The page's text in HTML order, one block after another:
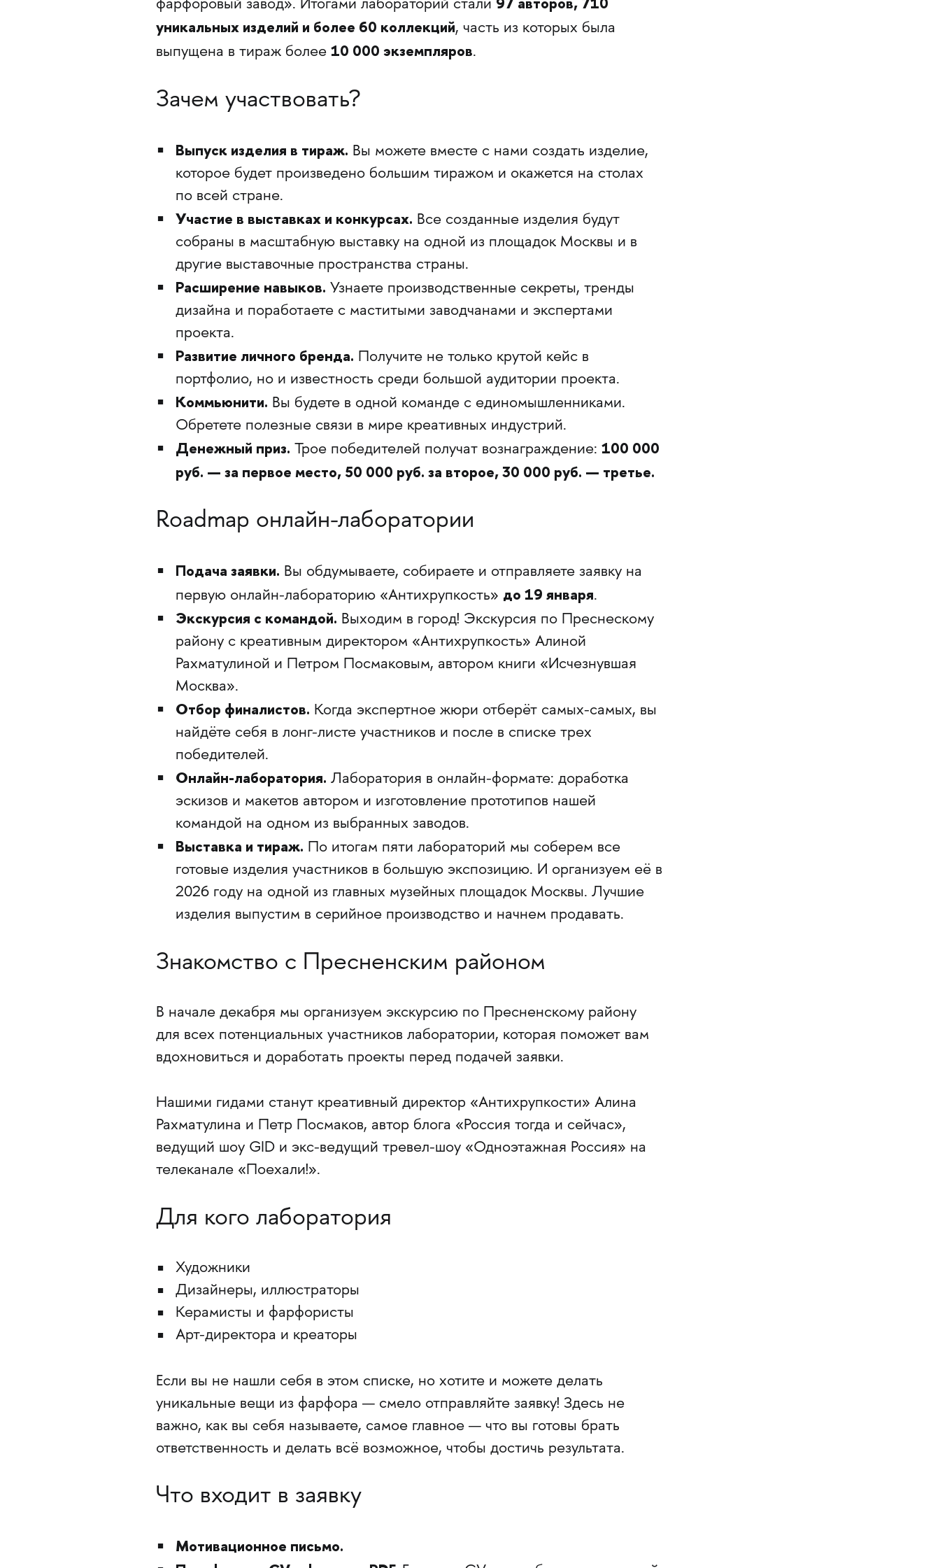
фарфоровый завод». Итогами лабораторий стали
уникальных изделий и более 60 коллекций, часть из которых была
выпущена в тираж более 10 000 экземпляров.
Зачем участвовать?
Выпуск изделия в тираж. Вы можете вместе с нами создать изделие,
которое будет произведено большим тиражом и окажется на столах
по всей стране.
Участие в выставках и конкурсах. Все созданные изделия будут
собраны в масштабную выставку на одной из площадок Москвы и в
другие выставочные пространства страны.
Расширение навыков. Узнаете производственные секреты, тренды
дизайна и поработаете с маститыми заводчанами и экспертами
проекта.
Развитие личного бренда. Получите не только крутой кейс в
портфолио, но и известность среди большой аудитории проекта.
Коммьюнити. Вы будете в одной команде с единомышленниками.
Обретете полезные связи в мире креативных индустрий.
Денежный приз. Трое победителей получат вознаграждение: 100 000
руб. — за первое место, 50 000 руб. за второе, 30 000 руб. — третье.
Roadmap онлайн-лаборатории
Подача заявки. Вы обдумываете, собираете и отправляете заявку на
первую онлайн-лабораторию «Антихрупкость» до 19 января.
Экскурсия с командой. Выходим в город! Экскурсия по Преснескому
району с креативным директором «Антихрупкость» Алиной
Рахматулиной и Петром Посмаковым, автором книги «Исчезнувшая
Москва».
Отбор финалистов. Когда экспертное жюри отберёт самых-самых, вы
найдёте себя в лонг-листе участников и после в списке трех
победителей.
Онлайн-лаборатория. Лаборатория в онлайн-формате: доработка
эскизов и макетов автором и изготовление прототипов нашей
командой на одном из выбранных заводов.
Выставка и тираж. По итогам пяти лабораторий мы соберем все
готовые изделия участников в большую экспозицию. И организуем её в
2026 году на одной из главных музейных площадок Москвы. Лучшие
изделия выпустим в серийное производство и начнем продавать.
Знакомство с Пресненским районом
В начале декабря мы организуем экскурсию по Пресненскому району
для всех потенциальных участников лаборатории, которая поможет вам
вдохновиться и доработать проекты перед подачей заявки.
Нашими гидами станут креативный директор «Антихрупкости» Алина
Рахматулина и Петр Посмаков, автор блога «Россия тогда и сейчас»,
ведущий шоу GID и экс-ведущий тревел-шоу «Одноэтажная Россия» на
телеканале «Поехали!».
Для кого лаборатория
Художники
Дизайнеры, иллюстраторы
Керамисты и фарфористы
Арт-директора и креаторы
Если вы не нашли себя в этом списке, но хотите и можете делать
уникальные вещи из фарфора — смело отправляйте заявку! Здесь не
важно, как вы себя называете, самое главное — что вы готовы брать
ответственность и делать всё возможное, чтобы достичь результата.
Что входит в заявку
Мотивационное письмо.